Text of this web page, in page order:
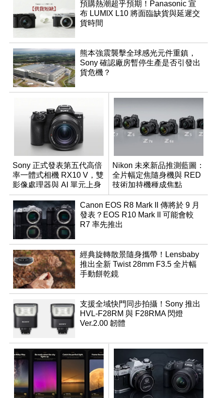
預購熱潮超乎預期！Panasonic 宣
布 LUMIX L10 將面臨缺貨與延遲交
貨時間
熊本強震襲擊全球感光元件重鎮，
Sony 確認廠房暫停生產是否引發出
貨危機？
Sony 正式發表第五代高倍
率一體式相機 RX10 V，雙
影像處理器與 AI 單元上身
Nikon 未來新品推測藍圖：
全片幅定焦隨身機與 RED
技術加持機種成焦點
Canon EOS R8 Mark II 傳將於 9 月
發表？EOS R10 Mark II 可能會較
R7 率先推出
經典旋轉散景隨身攜帶！Lensbaby
推出全新 Twist 28mm F3.5 全片幅
手動餅乾鏡
支援全域快門同步拍攝！Sony 推出
HVL-F28RM 與 F28RMA 閃燈
Ver.2.00 韌體